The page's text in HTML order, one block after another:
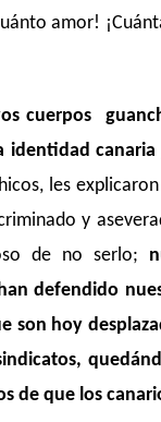
amor!
cuerpos
identidad
les
y
de no serlo;
defendido
son hoy
de que los